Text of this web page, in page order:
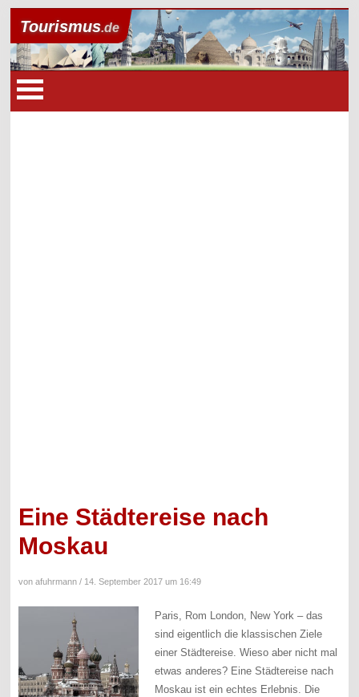
Tourismus.de
Eine Städtereise nach
Moskau
von afuhrmann / 14. September 2017 um 16:49
Paris, Rom London, New York – das
sind eigentlich die klassischen Ziele
einer Städtereise. Wieso aber nicht mal
etwas anderes? Eine Städtereise nach
Moskau ist ein echtes Erlebnis. Die